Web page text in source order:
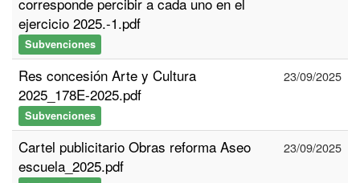
ejercicio 2025.-1.pdf
Subvenciones
Res concesión Arte y Cultura
2025_178E-2025.pdf
Subvenciones
23/09/2025
Cartel publicitario Obras reforma Aseo
escuela_2025.pdf
23/09/2025